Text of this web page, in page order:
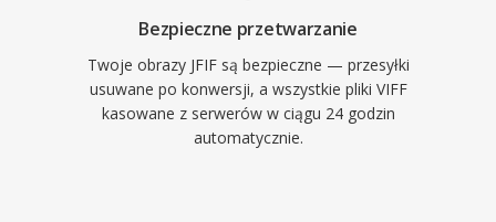
Bezpieczne przetwarzanie
Twoje obrazy JFIF są bezpieczne — przesyłki
usuwane po konwersji, a wszystkie pliki VIFF
kasowane z serwerów w ciągu 24 godzin
automatycznie.